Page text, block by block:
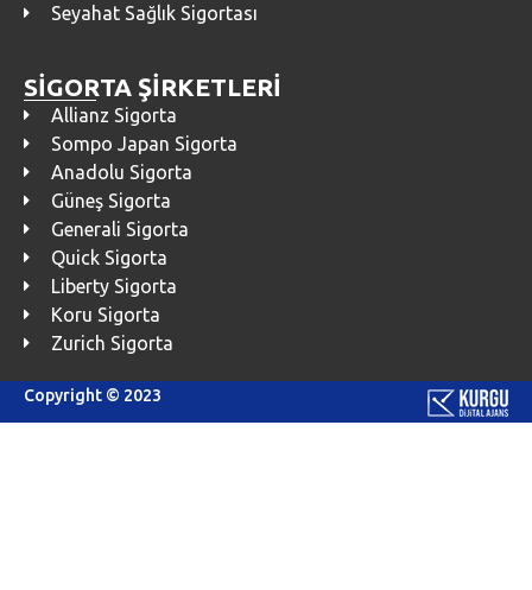
Seyahat Sağlık Sigortası
SİGORTA ŞİRKETLERİ
Allianz Sigorta
Sompo Japan Sigorta
Anadolu Sigorta
Güneş Sigorta
Generali Sigorta
Quick Sigorta
Liberty Sigorta
Koru Sigorta
Zurich Sigorta
Copyright © 2023